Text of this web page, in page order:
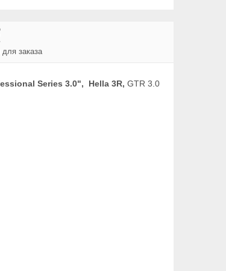
заказа
Series 3.0", Hella 3R, GTR 3.0